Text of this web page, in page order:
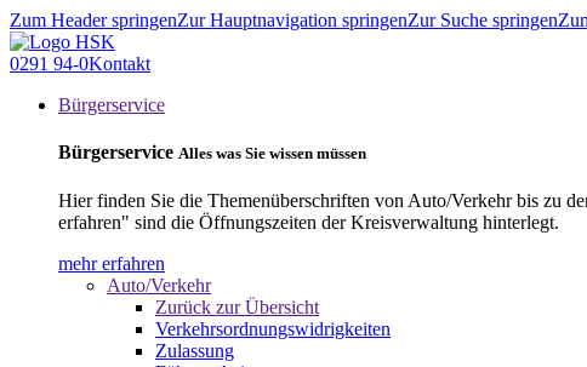
Zum Header springenZur Hauptnavigation springenZur Suche springen
0291 94-0Kontakt
Bürgerservice
Bürgerservice Alles was Sie wissen müssen
Hier finden Sie die Themenüberschriften von Auto/Verkehr bis zu
erfahren" sind die Öffnungszeiten der Kreisverwaltung hinterlegt.
mehr erfahren
Auto/Verkehr
Zurück zur Übersicht
Verkehrsordnungswidrigkeiten
Zulassung